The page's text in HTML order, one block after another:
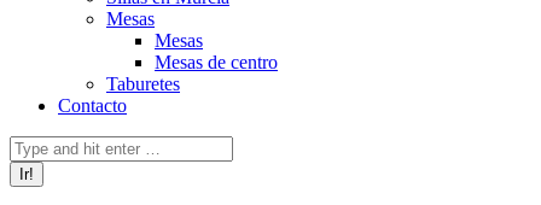
Mesas
Mesas
Mesas de centro
Taburetes
Contacto
Buscar: